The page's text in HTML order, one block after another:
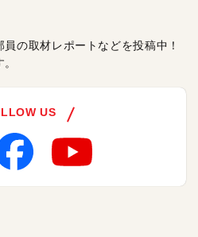
の取材レポートなどを投稿中！
US